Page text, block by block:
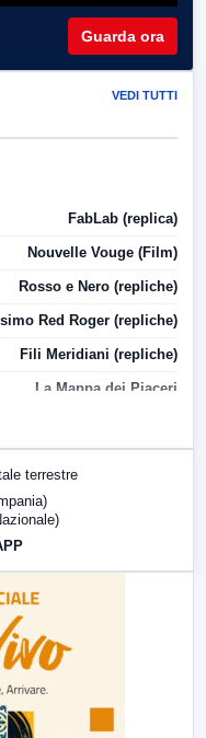
Guarda ora
VEDI TUTTI
FabLab (replica)
Nouvelle Vouge (Film)
Rosso e Nero (repliche)
Red Roger (repliche)
Fili Meridiani (repliche)
La Mappa dei Piaceri
terrestre